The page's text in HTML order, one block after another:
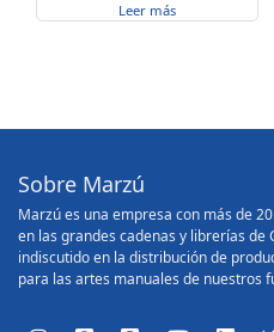
Leer más
Sobre Marzú
Marzú es una empresa con más de
en las grandes cadenas y librerías de
indiscutido en la distribución de
para las artes manuales de nuestros